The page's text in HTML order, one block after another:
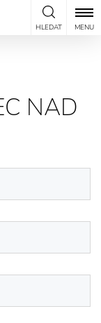
HLEDAT MENU
NAD